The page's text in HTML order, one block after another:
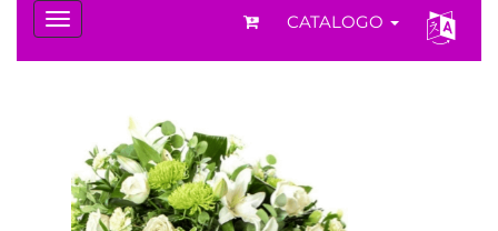
CATALOGO